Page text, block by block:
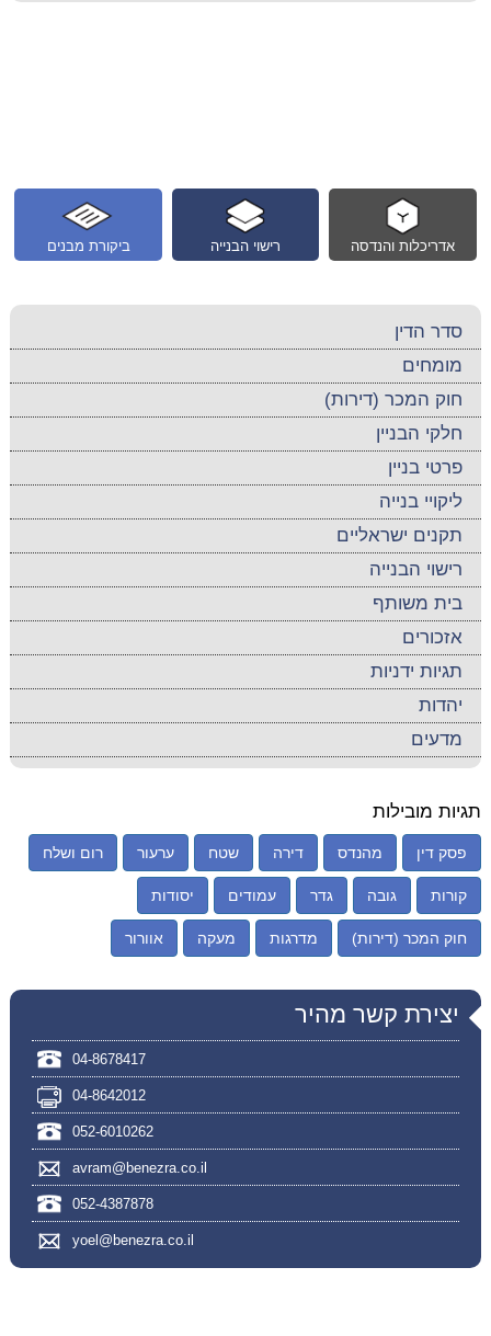
ביקורת מבנים רישוי הבנייה אדריכלות והנדסה
סדר הדין
מומחים
חוק המכר (דירות)
חלקי הבניין
פרטי בניין
ליקויי בנייה
תקנים ישראליים
רישוי הבנייה
בית משותף
אזכורים
תגיות ידניות
יהדות
מדעים
תגיות מובילות
פסק דין מהנדס דירה שטח ערעור רום ושלח
קורות גובה גדר עמודים יסודות
חוק המכר (דירות) מדרגות מעקה אוורור
יצירת קשר מהיר
04-8678417
04-8642012
052-6010262
avram@benezra.co.il
052-4387878
yoel@benezra.co.il